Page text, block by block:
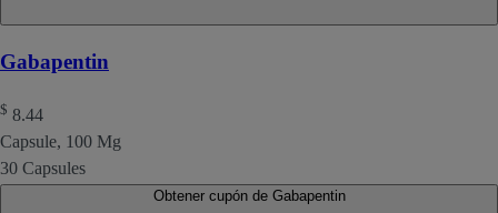
Gabapentin
$ 8.44
Capsule, 100 Mg
30 Capsules
Obtener cupón de Gabapentin